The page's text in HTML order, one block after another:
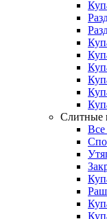
Слитные
Все